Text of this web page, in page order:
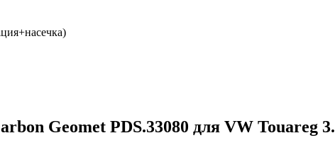
Geomet PDS.33080 для VW Touareg